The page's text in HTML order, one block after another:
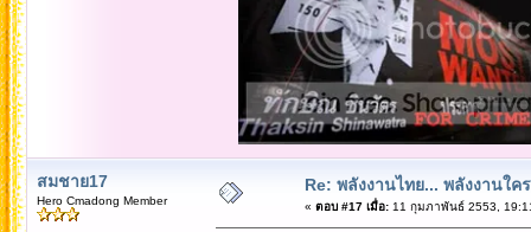
สมชาย17
Hero Cmadong Member
Re: พลังงานไทย... พลังงานใค
« ตอบ #17 เมื่อ:11 กุมภาพันธ์ 2553,